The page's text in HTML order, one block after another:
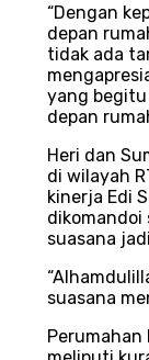
“Dengan
depan
tidak ada
yang
depan
Heri dan
di wilayah
kinerja Edi
dikomandoi
suasana
suasana
Perumahan